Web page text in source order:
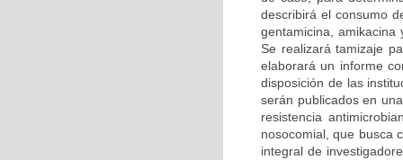
describirá el consumo
gentamicina,
Se realizará tamizaje
elaborará un informe
disposición de las
serán publicados en
resistencia
nosocomial, que busca
integral de